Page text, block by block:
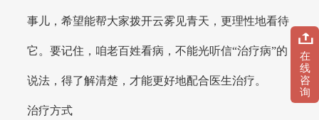
事儿，希望能帮大家拨开云雾见青天，更理性地看待
它。要记住，咱老百姓看病，不能光听信“治疗病”的
说法，得了解清楚，才能更好地配合医生治疗。
治疗方式
在
线
咨
询